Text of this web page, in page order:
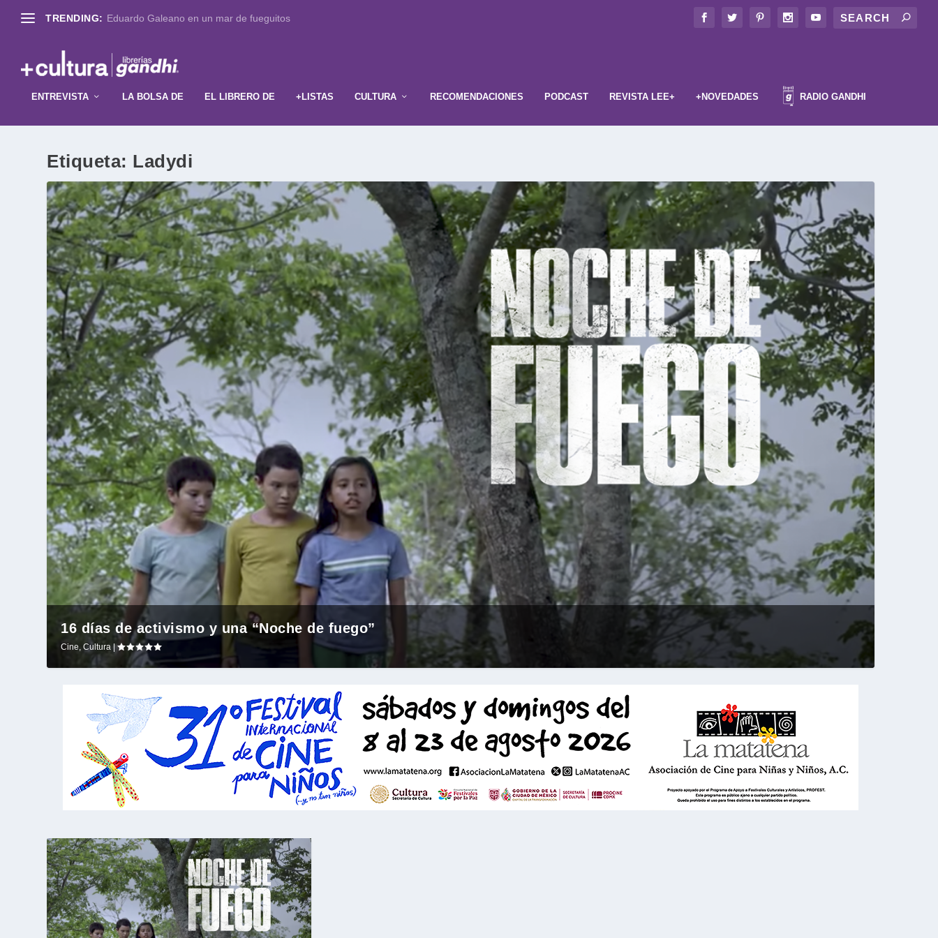
TRENDING: Eduardo Galeano en un mar de fueguitos
ENTREVISTA LA BOLSA DE EL LIBRERO DE +LISTAS CULTURA RECOMENDACIONES PODCAST REVISTA LEE+ +NOVEDADES RADIO GANDHI
Etiqueta: Ladydi
16 días de activismo y una “Noche de fuego”
Cine,Cultura |